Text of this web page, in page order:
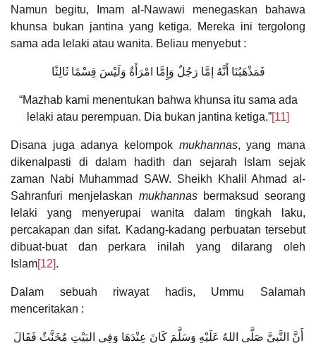
Namun begitu, Imam al-Nawawi menegaskan bahawa
khunsa bukan jantina yang ketiga. Mereka ini tergolong
sama ada lelaki atau wanita. Beliau menyebut :
فَمَذْهَبُنَا أَنَّهُ إمَّا رَجُلٌ وَإِمَّا امْرَأَةٌ وَلَيْسَ قِسْمًا ثَالِثًا
“Mazhab kami menentukan bahwa khunsa itu sama ada
lelaki atau perempuan. Dia bukan jantina ketiga.”[11]
Disana juga adanya kelompok mukhannas, yang mana
dikenalpasti di dalam hadith dan sejarah Islam sejak
zaman Nabi Muhammad SAW. Sheikh Khalil Ahmad al-
Sahranfuri menjelaskan mukhannasbermaksud seorang
lelaki yang menyerupai wanita dalam tingkah laku,
percakapan dan sifat. Kadang-kadang perbuatan tersebut
dibuat-buat dan perkara inilah yang dilarang oleh
Islam[12].
Dalam sebuah riwayat hadis, Ummu Salamah
menceritakan :
‌أَنَّ ‌النَّبِيَّ ‌صَلَّى ‌اللهُ ‌عَلَيْهِ ‌وَسَلَّمَ ‌كَانَ ‌عِنْدَهَا ‌وَفِي ‌البَيْتِ ‌مُخَنَّثٌ فَقَالَ